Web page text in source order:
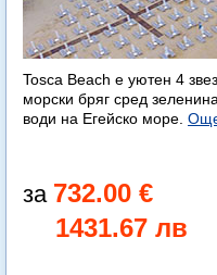
Tosca Beach е уютен 4
морски бряг сред
води на Егейско море.
732.00 €
1431.67 лв